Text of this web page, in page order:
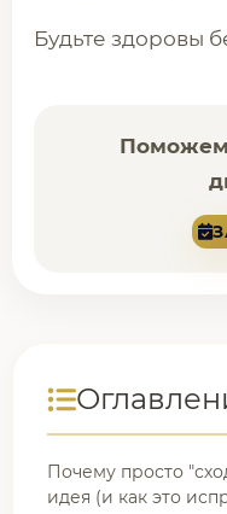
Будьте здоровы
Поможем
Почему просто
идея (и как это